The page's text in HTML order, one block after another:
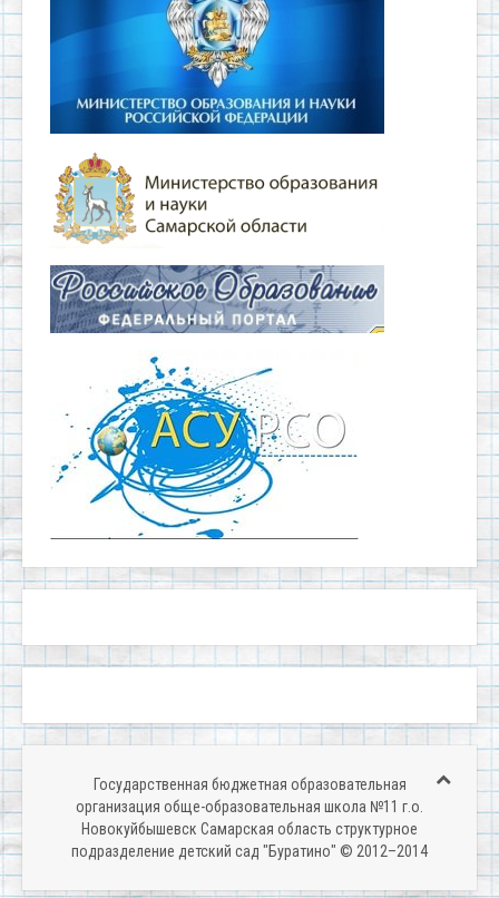
Государственная бюджетная образовательная
организация обще-образовательная школа №11 г.о.
Новокуйбышевск Самарская область структурное
подразделение детский сад "Буратино" © 2012–2014